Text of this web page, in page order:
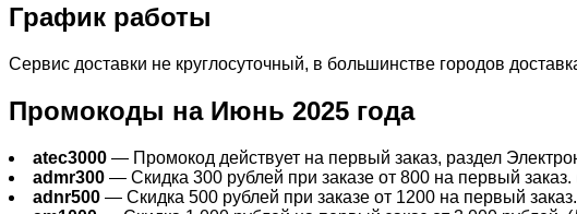
График работы
Сервис доставки не круглосуточный, в большинстве городов
Промокоды на Июнь 2025 года
atec3000 — Промокод действует на первый заказ, раздел
admr300 — Скидка 300 рублей при заказе от 800 на первый
adnr500 — Скидка 500 рублей при заказе от 1200 на первый